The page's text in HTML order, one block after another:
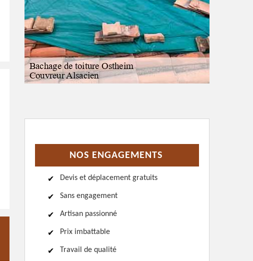
NOS ENGAGEMENTS
Devis et déplacement gratuits
Sans engagement
Artisan passionné
Prix imbattable
Travail de qualité